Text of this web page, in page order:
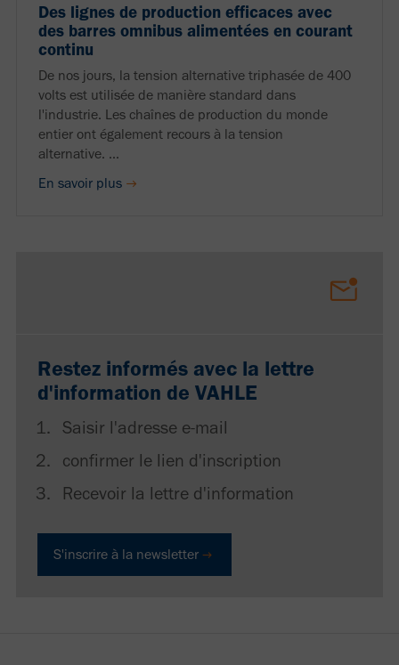
Des lignes de production efficaces avec
des barres omnibus alimentées en courant
continu
De nos jours, la tension alternative triphasée de 400
volts est utilisée de manière standard dans
l'industrie. Les chaînes de production du monde
entier ont également recours à la tension
alternative. ...
En savoir plus
Restez informés avec la lettre
d'information de VAHLE
Saisir l'adresse e-mail
confirmer le lien d'inscription
Recevoir la lettre d'information
S'inscrire à la newsletter